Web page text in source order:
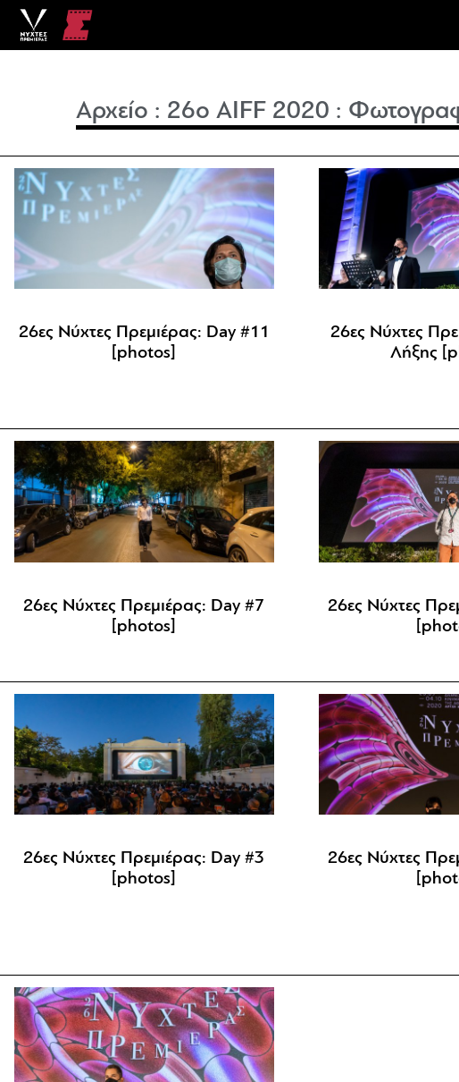
Αρχείο : 26o AIFF 2020 :
26ες Νύχτες Πρεμιέρας: Day #11
[photos]
26ες Νύχτες
Λήξης
26ες Νύχτες Πρεμιέρας: Day #7
[photos]
26ες Νύχτες
26ες Νύχτες Πρεμιέρας: Day #3
[photos]
26ες Νύχτες